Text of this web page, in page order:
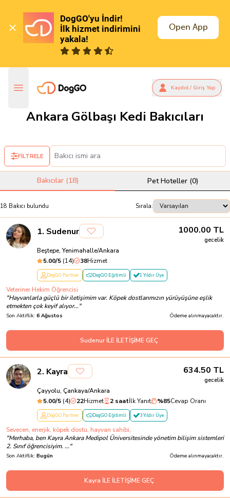
DogGO'yu İndir!
İlk hizmet indirimini
yakala!
Open App
Kaydol / Giriş Yap
Ankara Gölbaşı Kedi Bakıcıları
FİLTRELE
Bakıcılar (18) Pet Hoteller (0)
18 Bakıcı bulundu Sırala:
1. Sudenur 1000.00 TL
gecelik
Beştepe, Yenimahalle/Ankara
5.00/5 (14) 38Hizmet
DogGO Partner DogGO Eğitimli 1 Yıldır Üye
Veteriner Hekim Öğrencisi
"Hayvanlarla güçlü bir iletişimim var. Köpek dostlarımızın yürüyüşüne eşlik
etmekten çok keyif alıyor..."
Son Aktiflik: 6 Ağustos Ödeme alınmayacaktır.
Sudenur İLE İLETİŞİME GEÇ
2. Kayra 634.50 TL
gecelik
Çayyolu, Çankaya/Ankara
5.00/5 (4) 22Hizmet 2 saatİlk Yanıt %85Cevap Oranı
DogGO Partner DogGO Eğitimli 3 Yıldır Üye
Sevecen, enerjik, köpek dostu, hayvan sahibi,
"Merhaba, ben Kayra Ankara Medipol Üniversitesinde yönetim bilişim sistemleri
2. Sınıf öğrencisiyim. ..."
Son Aktiflik: Bugün Ödeme alınmayacaktır.
Kayra İLE İLETİŞİME GEÇ